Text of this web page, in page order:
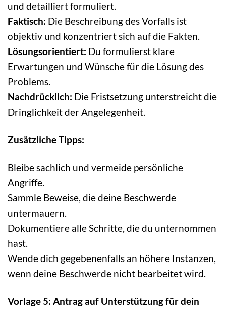
und detailliert formuliert.
Faktisch: Die Beschreibung des Vorfalls ist
objektiv und konzentriert sich auf die Fakten.
Lösungsorientiert: Du formulierst klare
Erwartungen und Wünsche für die Lösung des
Problems.
Nachdrücklich: Die Fristsetzung unterstreicht die
Dringlichkeit der Angelegenheit.
Zusätzliche Tipps:
Bleibe sachlich und vermeide persönliche
Angriffe.
Sammle Beweise, die deine Beschwerde
untermauern.
Dokumentiere alle Schritte, die du unternommen
hast.
Wende dich gegebenenfalls an höhere Instanzen,
wenn deine Beschwerde nicht bearbeitet wird.
Vorlage 5: Antrag auf Unterstützung für dein